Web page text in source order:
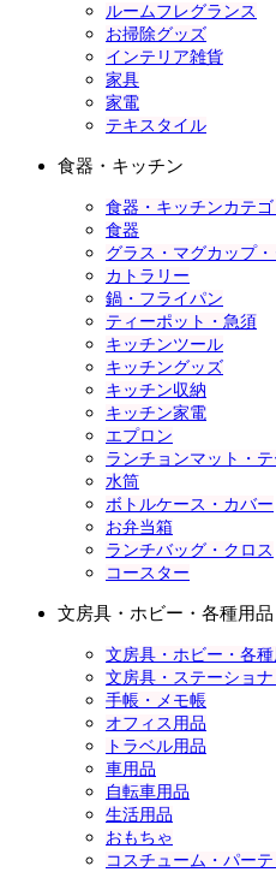
ルームフレグランス
お掃除グッズ
インテリア雑貨
家具
家電
テキスタイル
食器・キッチン
食器・キッチンカテ
食器
グラス・マグカップ
カトラリー
鍋・フライパン
ティーポット・急須
キッチンツール
キッチングッズ
キッチン収納
キッチン家電
エプロン
ランチョンマット・
水筒
ボトルケース・カバー
お弁当箱
ランチバッグ・クロス
コースター
文房具・ホビー・各種用品
文房具・ホビー・各
文房具・ステーショナ
手帳・メモ帳
オフィス用品
トラベル用品
車用品
自転車用品
生活用品
おもちゃ
コスチューム・パー